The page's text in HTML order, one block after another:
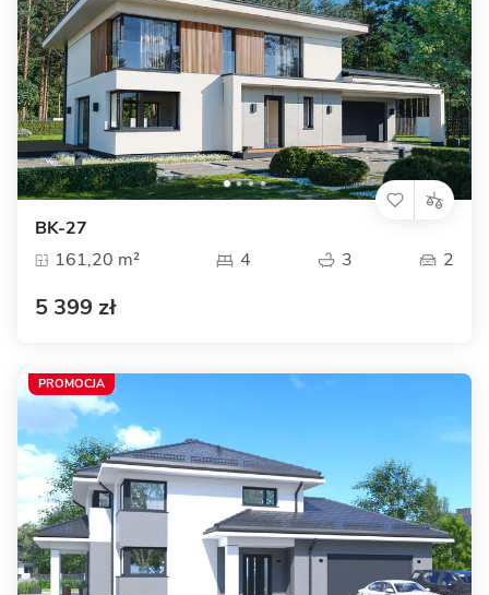
BK-27
161,20 m²
4 3 2
5 399 zł
PROMOCJA